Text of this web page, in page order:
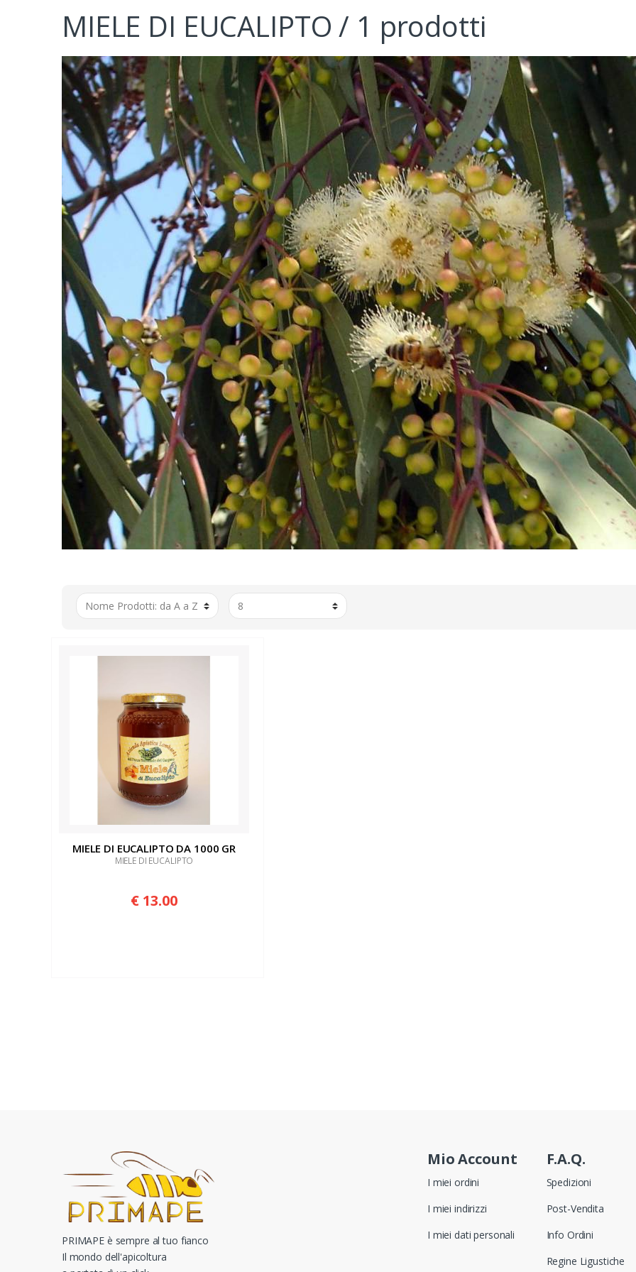
MIELE DI AGRUMI
BALSAMEL
MELATA DI BOSCO
MIELE DI ACACIA
MIELE DI CASTAGNO
MIELE DI EUCALIPTO
MIELE DI MARRUCA
MIELE DI ROSMARINO
MIELE MILLEFIORI
MIELI PICCOLI REGALO
NOCCIOMIEL
PAN D'APE
PAPPA REALE
POLLINE DI FIORI
PROPOLI - ESTRATTO
CARAMELLE
CREMA IDRATANTE
MIELE DI EUCALIPTO / 1 prodotti
MIELE DI EUCALIPTO DA 1000 GR
MIELE DI EUCALIPTO
€ 13.00
Mio Account
I miei ordini
I miei indirizzi
I miei dati personali
F.A.Q.
Spedizioni
Post-Vendita
Info Ordini
Regine Ligustiche
PRIMAPE è sempre al tuo fianco
Il mondo dell'apicoltura